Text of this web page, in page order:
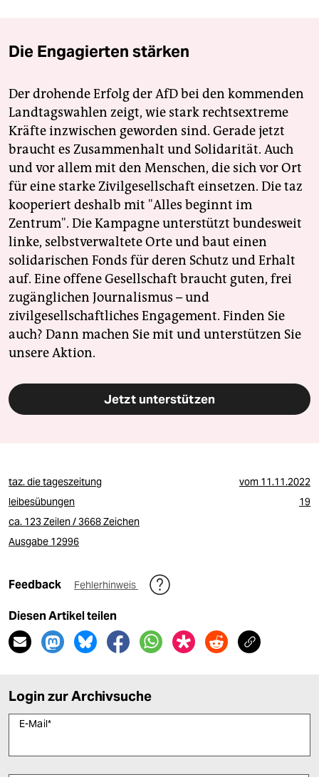
Die Engagierten stärken
Der drohende Erfolg der AfD bei den kommenden
Landtagswahlen zeigt, wie stark rechtsextreme
Kräfte inzwischen geworden sind. Gerade jetzt
braucht es Zusammenhalt und Solidarität. Auch
und vor allem mit den Menschen, die sich vor Ort
für eine starke Zivilgesellschaft einsetzen. Die taz
kooperiert deshalb mit "Alles beginnt im
Zentrum". Die Kampagne unterstützt bundesweit
linke, selbstverwaltete Orte und baut einen
solidarischen Fonds für deren Schutz und Erhalt
auf. Eine offene Gesellschaft braucht guten, frei
zugänglichen Journalismus – und
zivilgesellschaftliches Engagement. Finden Sie
auch? Dann machen Sie mit und unterstützen Sie
unsere Aktion.
Jetzt unterstützen
taz. die tageszeitung vom 11.11.2022
leibesübungen
19
ca. 123 Zeilen / 3668 Zeichen
Ausgabe 12996
Feedback Fehlerhinweis
Diesen Artikel teilen
Login zur Archivsuche
E-Mail*